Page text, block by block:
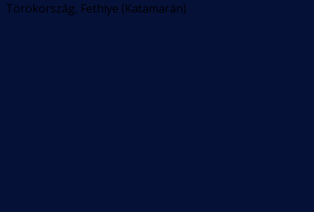
Törökország, Fethiye (Katamarán)